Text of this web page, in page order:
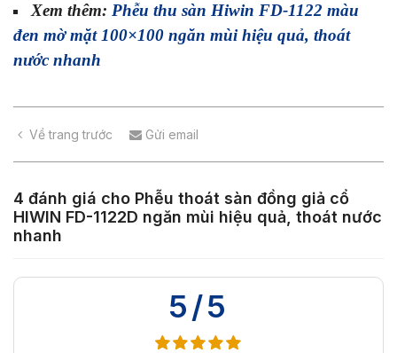
Xem thêm: Phễu thu sàn Hiwin FD-1122 màu
đen mờ mặt 100×100 ngăn mùi hiệu quả, thoát
nước nhanh
Về trang trước Gửi email
4 đánh giá cho Phễu thoát sàn đồng giả cổ
HIWIN FD-1122D ngăn mùi hiệu quả, thoát nước
nhanh
5/5